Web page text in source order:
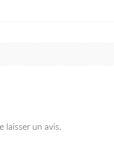
laisser un avis.